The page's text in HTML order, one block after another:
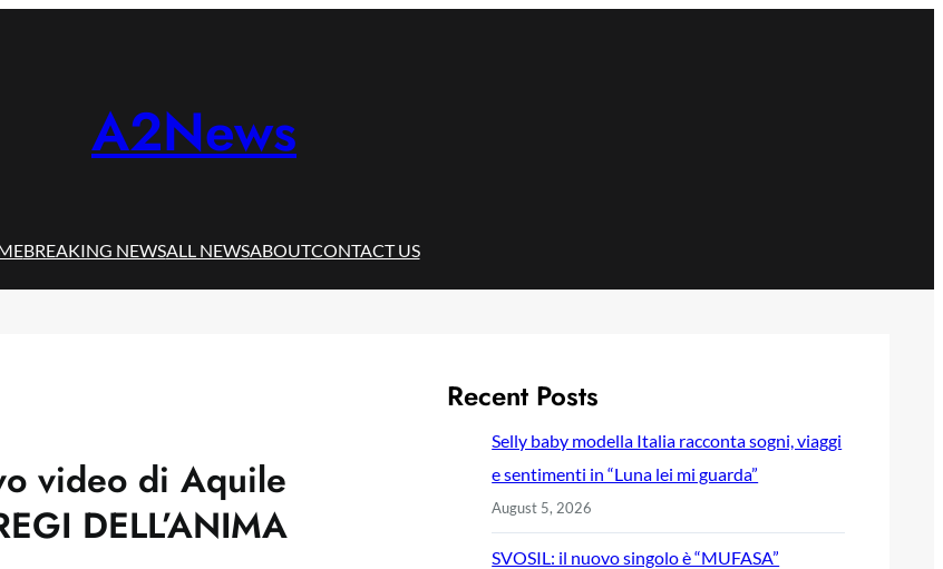
A2News
BREAKING NEWSALL NEWSABOUTCONTACT US
video di Aquile
DELL’ANIMA
Recent Posts
Selly baby modella Italia racconta sogni, viaggi
e sentimenti in “Luna lei mi guarda”
August 5, 2026
SVOSIL: il nuovo singolo è “MUFASA”